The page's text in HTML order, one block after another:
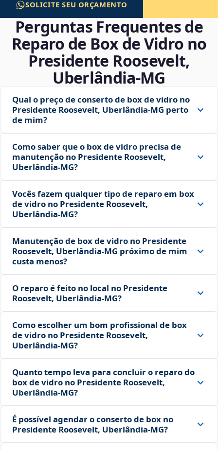
SOLICITE SEU ORÇAMENTO
Perguntas Frequentes de
Reparo de Box de Vidro no
Presidente Roosevelt,
Uberlândia‑MG
Qual o preço de conserto de box de vidro no
Presidente Roosevelt, Uberlândia‑MG perto
de mim?
Como saber que o box de vidro precisa de
manutenção no Presidente Roosevelt,
Uberlândia‑MG?
Vocês fazem qualquer tipo de reparo em box
de vidro no Presidente Roosevelt,
Uberlândia‑MG?
Manutenção de box de vidro no Presidente
Roosevelt, Uberlândia‑MG próximo de mim
custa menos?
O reparo é feito no local no Presidente
Roosevelt, Uberlândia‑MG?
Como escolher um bom profissional de box
de vidro no Presidente Roosevelt,
Uberlândia‑MG?
Quanto tempo leva para concluir o reparo do
box de vidro no Presidente Roosevelt,
Uberlândia‑MG?
É possível agendar o conserto de box no
Presidente Roosevelt, Uberlândia‑MG?